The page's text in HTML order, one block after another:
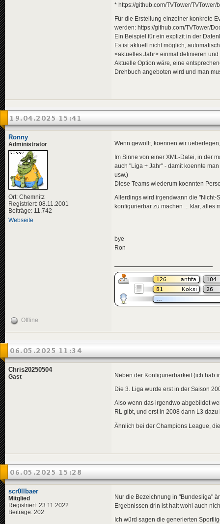
* https://github.com/TVTower/
Für die Erstellung einzelner konkrete
werden: https://github.com/TVTower/
Ein Beispiel für ein explizit in der
Es ist aktuell nicht möglich,
<aktuelles Jahr> einmal definieren
Aktuelle Option wäre, eine
Drehbuch angeboten wird und man
19.04.2025 15:41
Ronny
Administrator
Ort: Chemnitz
Registriert: 08.11.2001
Beiträge: 11.742
Webseite
Wenn gewollt, koennen wir
Im Sinne von einer XML-Datei, in der
auch "Liga + Jahr" - damit koennte
usw.)
Diese Teams wiederum koennten
Allerdings wird irgendwann die "Nicht-
konfigurierbar zu machen ... klar, alles
bye
Ron
Offline
06.05.2025 11:34
Chris20250504
Gast Neben der Konfigurierbarkeit (ich hab
Die 3. Liga wurde erst in der Saison
Also wenn das irgendwo abgebildet
RL gibt, und erst in 2008 dann L3
Ähnlich bei der Champions League,
06.05.2025 15:28
scr0llbaer
Mitglied
Registriert: 23.11.2022
Beiträge: 202
Nur die Bezeichnung in "Bundesliga"
Ergebnissen drin ist halt wohl auch
Ich würd sagen die generierten